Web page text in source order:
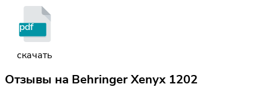
pdf
скачать
Отзывы на Behringer Xenyx 1202